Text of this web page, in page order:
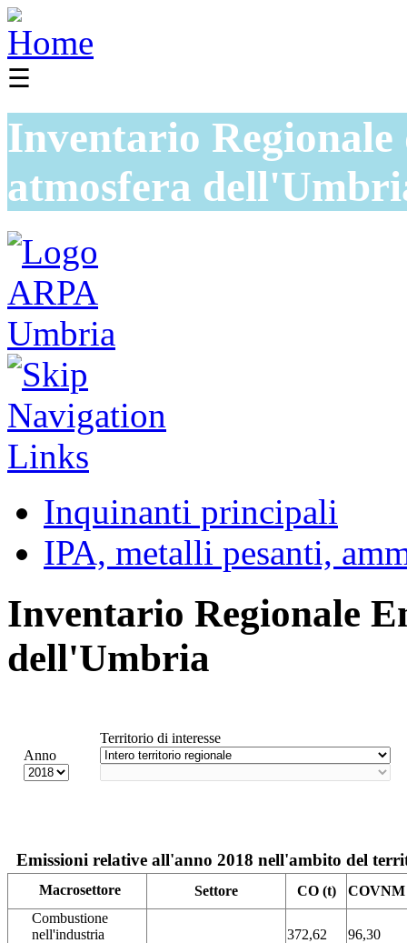
☰
Inventario
atmosfera
Inquinanti principali
IPA, metalli pesanti,
Inventario Regionale
dell'Umbria
Anno
Territorio di interesse
Emissioni relative all'anno 2018 nell'ambito del
Macrosettore Settore CO (t)
COVNM
Combustione
nell'industria
372,62 96,30